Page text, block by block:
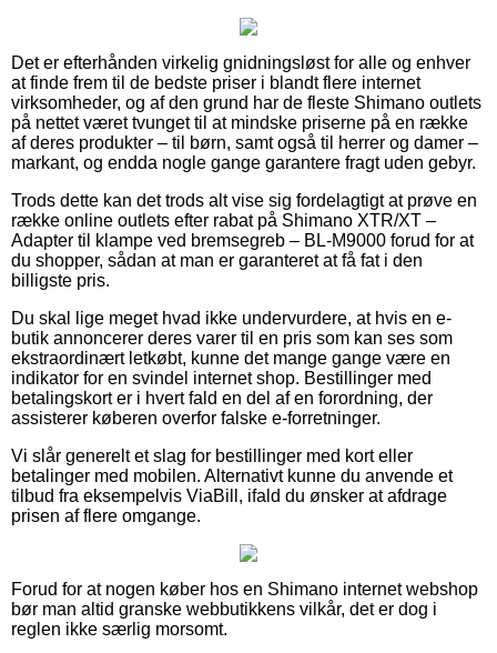
Det er efterhånden virkelig gnidningsløst for alle og enhver
at finde frem til de bedste priser i blandt flere internet
virksomheder, og af den grund har de fleste Shimano outlets
på nettet været tvunget til at mindske priserne på en række
af deres produkter – til børn, samt også til herrer og damer –
markant, og endda nogle gange garantere fragt uden gebyr.
Trods dette kan det trods alt vise sig fordelagtigt at prøve en
række online outlets efter rabat på Shimano XTR/XT –
Adapter til klampe ved bremsegreb – BL-M9000 forud for at
du shopper, sådan at man er garanteret at få fat i den
billigste pris.
Du skal lige meget hvad ikke undervurdere, at hvis en e-
butik annoncerer deres varer til en pris som kan ses som
ekstraordinært letkøbt, kunne det mange gange være en
indikator for en svindel internet shop. Bestillinger med
betalingskort er i hvert fald en del af en forordning, der
assisterer køberen overfor falske e-forretninger.
Vi slår generelt et slag for bestillinger med kort eller
betalinger med mobilen. Alternativt kunne du anvende et
tilbud fra eksempelvis ViaBill, ifald du ønsker at afdrage
prisen af flere omgange.
Forud for at nogen køber hos en Shimano internet webshop
bør man altid granske webbutikkens vilkår, det er dog i
reglen ikke særlig morsomt.